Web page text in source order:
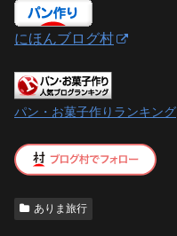
にほんブログ村
パン・お菓子作りランキング
ありま旅行